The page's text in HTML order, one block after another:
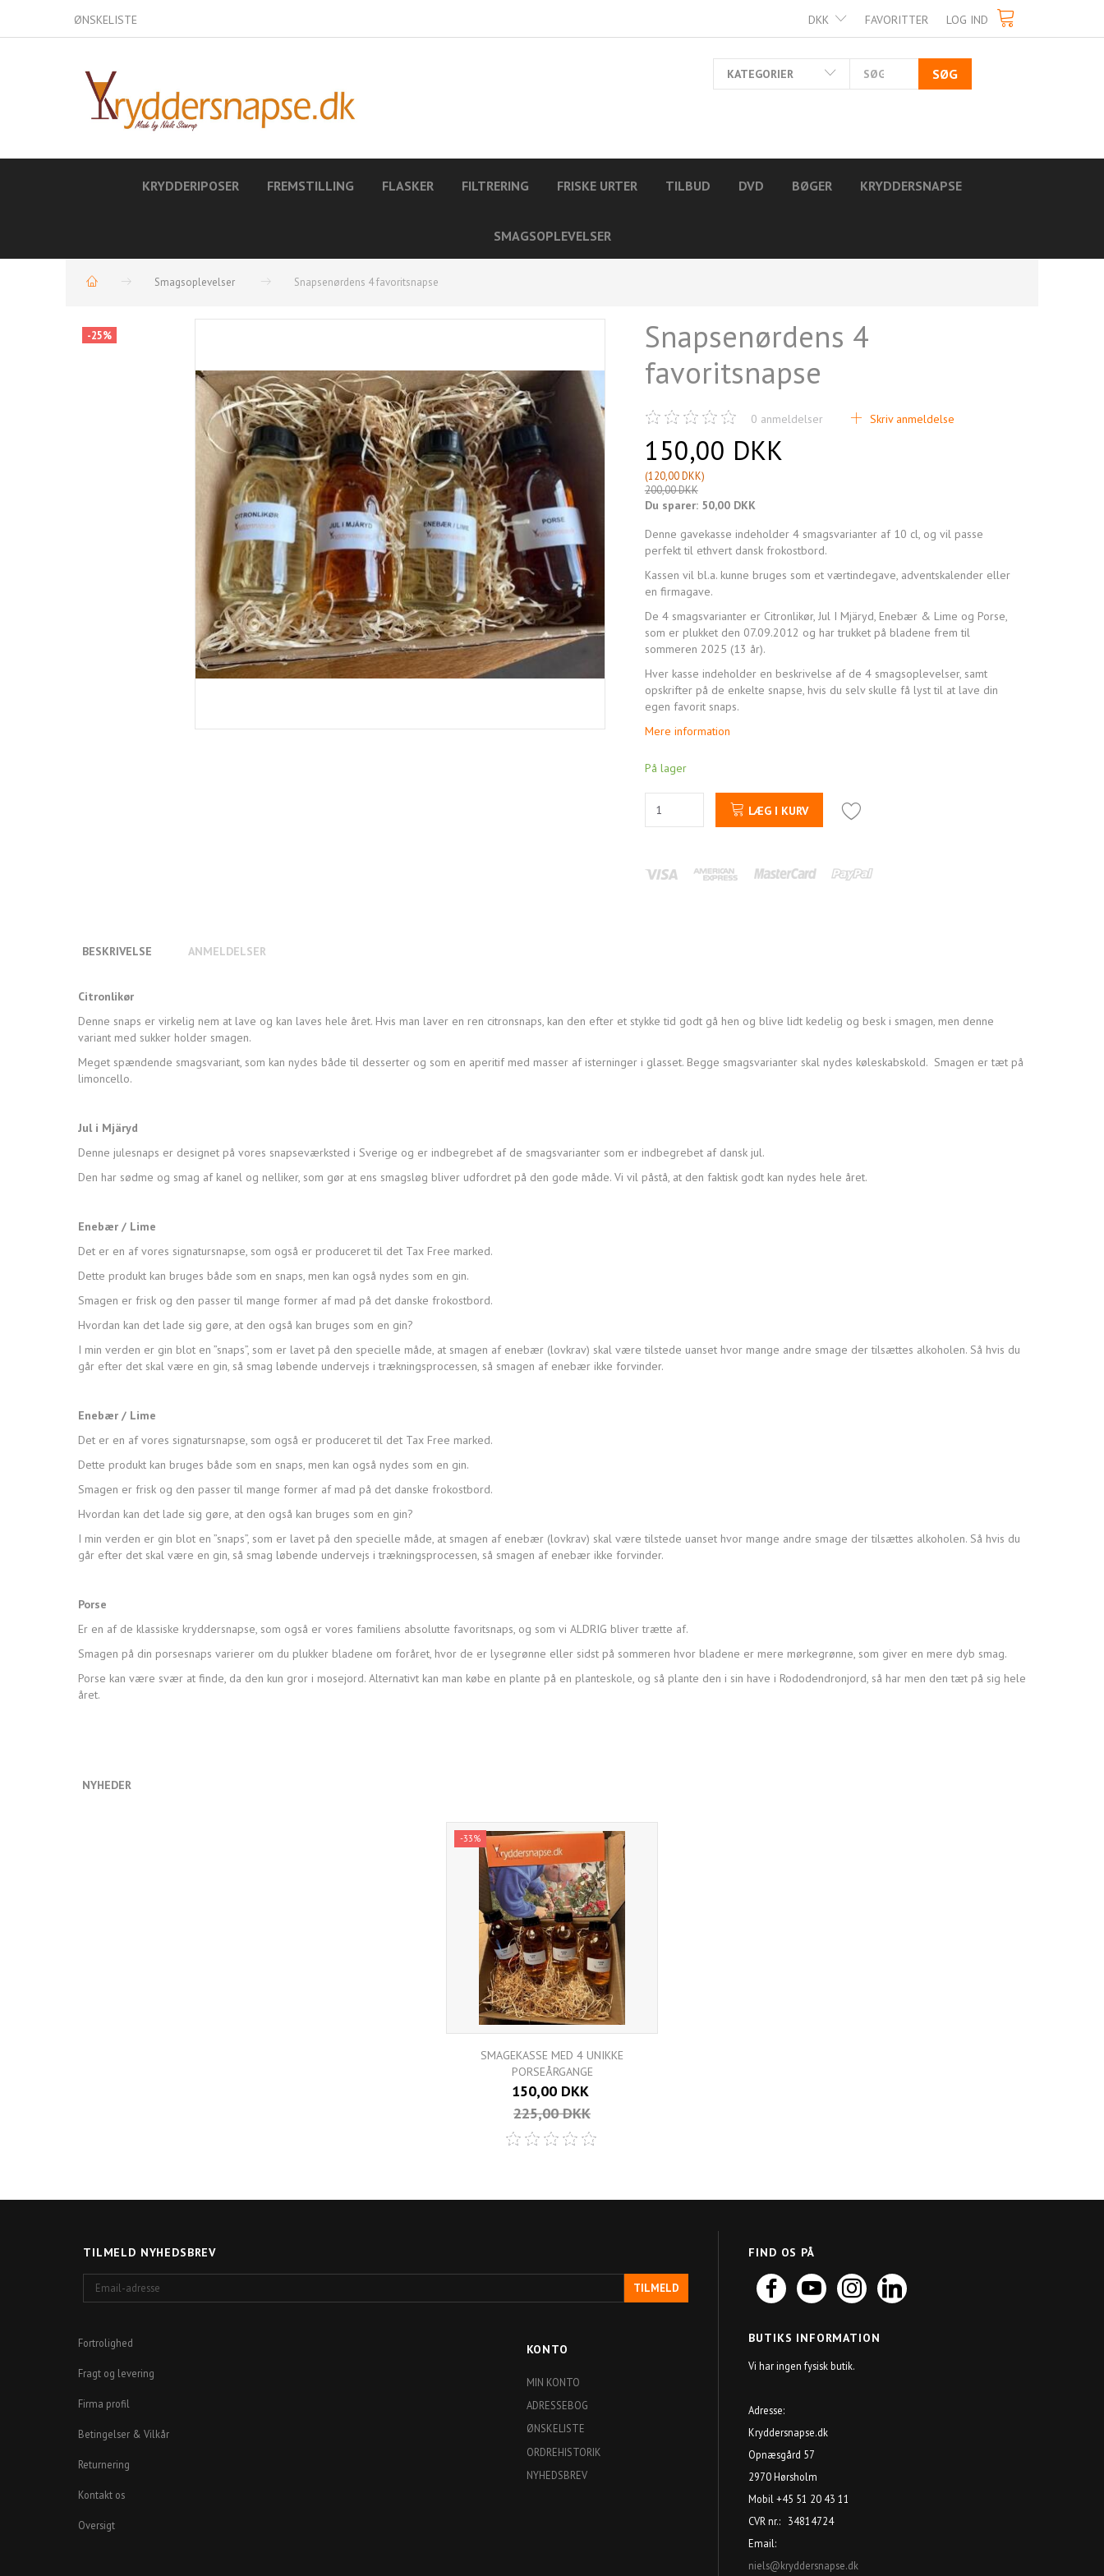
FAVORITTER LOG IND
DKK
ØNSKELISTE
KATEGORIER SØG
KRYDDERIPOSER FREMSTILLING FLASKER FILTRERING FRISKE URTER TILBUD DVD BØGER KRYDDERSNAPSE
SMAGSOPLEVELSER
Smagsoplevelser Snapsenørdens 4 favoritsnapse
-25%
Snapsenørdens 4
favoritsnapse
0 anmeldelser Skriv anmeldelse
150,00 DKK
(120,00 DKK)
200,00 DKK
Du sparer: 50,00 DKK
Denne gavekasse indeholder 4 smagsvarianter af 10 cl, og vil passe
perfekt til ethvert dansk frokostbord.
Kassen vil bl.a. kunne bruges som et værtindegave, adventskalender eller
en firmagave.
De 4 smagsvarianter er Citronlikør, Jul I Mjäryd, Enebær & Lime og Porse,
som er plukket den 07.09.2012 og har trukket på bladene frem til
sommeren 2025 (13 år).
Hver kasse indeholder en beskrivelse af de 4 smagsoplevelser, samt
opskrifter på de enkelte snapse, hvis du selv skulle få lyst til at lave din
egen favorit snaps.
Mere information
På lager
LÆG I KURV
BESKRIVELSE ANMELDELSER
Citronlikør
Denne snaps er virkelig nem at lave og kan laves hele året. Hvis man laver en ren citronsnaps, kan den efter et stykke tid godt gå hen og blive lidt kedelig og besk i smagen, men denne
variant med sukker holder smagen.
Meget spændende smagsvariant, som kan nydes både til desserter og som en aperitif med masser af isterninger i glasset. Begge smagsvarianter skal nydes køleskabskold. Smagen er tæt på
limoncello.
Jul i Mjäryd
Denne julesnaps er designet på vores snapseværksted i Sverige og er indbegrebet af de smagsvarianter som er indbegrebet af dansk jul.
Den har sødme og smag af kanel og nelliker, som gør at ens smagsløg bliver udfordret på den gode måde. Vi vil påstå, at den faktisk godt kan nydes hele året.
Enebær / Lime
Det er en af vores signatursnapse, som også er produceret til det Tax Free marked.
Dette produkt kan bruges både som en snaps, men kan også nydes som en gin.
Smagen er frisk og den passer til mange former af mad på det danske frokostbord.
Hvordan kan det lade sig gøre, at den også kan bruges som en gin?
I min verden er gin blot en ”snaps”, som er lavet på den specielle måde, at smagen af enebær (lovkrav) skal være tilstede uanset hvor mange andre smage der tilsættes alkoholen. Så hvis du
går efter det skal være en gin, så smag løbende undervejs i trækningsprocessen, så smagen af enebær ikke forvinder.
Enebær / Lime
Det er en af vores signatursnapse, som også er produceret til det Tax Free marked.
Dette produkt kan bruges både som en snaps, men kan også nydes som en gin.
Smagen er frisk og den passer til mange former af mad på det danske frokostbord.
Hvordan kan det lade sig gøre, at den også kan bruges som en gin?
I min verden er gin blot en ”snaps”, som er lavet på den specielle måde, at smagen af enebær (lovkrav) skal være tilstede uanset hvor mange andre smage der tilsættes alkoholen. Så hvis du
går efter det skal være en gin, så smag løbende undervejs i trækningsprocessen, så smagen af enebær ikke forvinder.
Porse
Er en af de klassiske kryddersnapse, som også er vores familiens absolutte favoritsnaps, og som vi ALDRIG bliver trætte af.
Smagen på din porsesnaps varierer om du plukker bladene om foråret, hvor de er lysegrønne eller sidst på sommeren hvor bladene er mere mørkegrønne, som giver en mere dyb smag.
Porse kan være svær at finde, da den kun gror i mosejord. Alternativt kan man købe en plante på en planteskole, og så plante den i sin have i Rododendronjord, så har men den tæt på sig hele
året.
NYHEDER
-33%
SMAGEKASSE MED 4 UNIKKE
PORSEÅRGANGE
150,00 DKK
225,00 DKK
TILMELD NYHEDSBREV
adresse
TILMELD
Fortrolighed
Fragt og levering
Firma profil
Betingelser & Vilkår
Returnering
Kontakt os
Oversigt
KONTO
MIN KONTO
ADRESSEBOG
ØNSKELISTE
ORDREHISTORIK
NYHEDSBREV
FIND OS PÅ
BUTIKS INFORMATION
Vi har ingen fysisk butik.
Adresse:
Kryddersnapse.dk
Opnæsgård 57
2970 Hørsholm
Mobil +45 51 20 43 11
CVR nr.: 34814724
Email:
niels@kryddersnapse.dk